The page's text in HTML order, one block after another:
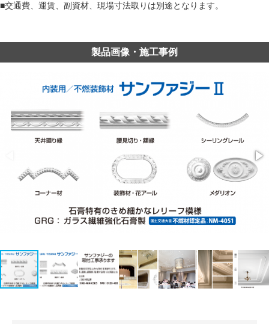
■交通費、運賃、副資材、現場寸法取りは別途となります。
製品画像・施工事例